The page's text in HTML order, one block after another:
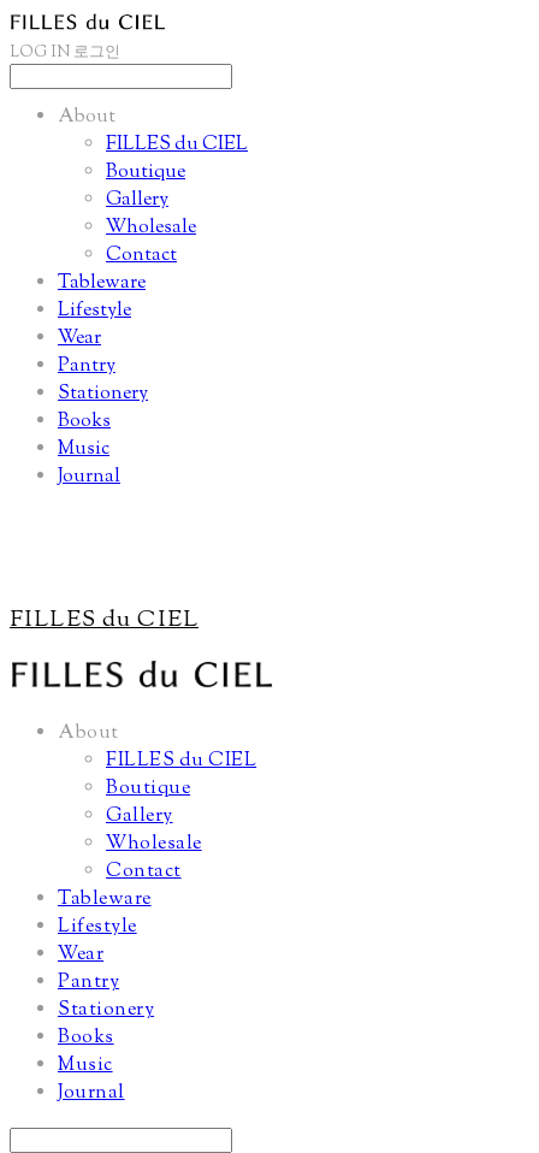
LOG IN 로그인
About
FILLES du CIEL
Boutique
Gallery
Wholesale
Contact
Tableware
Lifestyle
Wear
Pantry
Stationery
Books
Music
Journal
FILLES du CIEL
About
FILLES du CIEL
Boutique
Gallery
Wholesale
Contact
Tableware
Lifestyle
Wear
Pantry
Stationery
Books
Music
Journal